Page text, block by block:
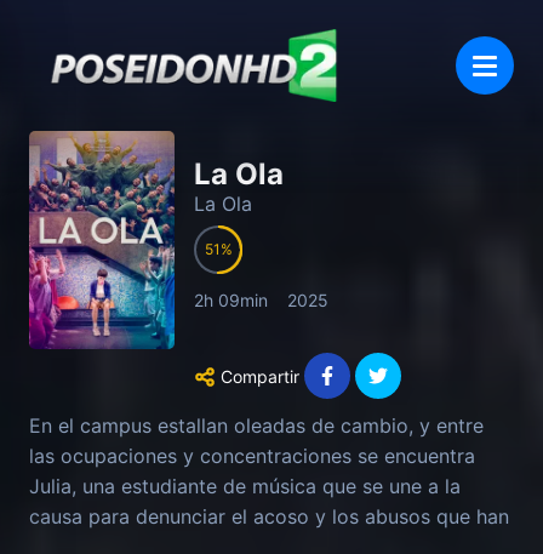
La Ola
La Ola
51
2h 09min 2025
Compartir
En el campus estallan oleadas de cambio, y entre
las ocupaciones y concentraciones se encuentra
Julia, una estudiante de música que se une a la
causa para denunciar el acoso y los abusos que han